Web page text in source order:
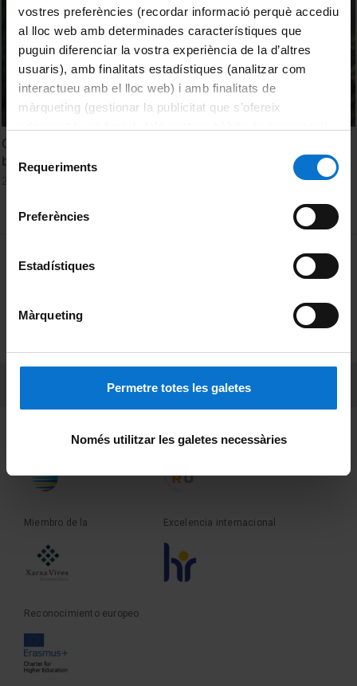
vostres preferències (recordar informació perquè accediu
al lloc web amb determinades característiques que
puguin diferenciar la vostra experiència de la d’altres
usuaris), amb finalitats estadístiques (analitzar com
interactueu amb el lloc web) i amb finalitats de
màrqueting (gestionar la publicitat que s’ofereix
consultar laPolítica de galetes del lloc web de la
Selecció
de Requeriments
Preferències
Estadístiques
Màrqueting
Permetre totes les galetes
Només utilitzar les galetes necessàries
Quina influència té el metabolisme femení en la recerca
biomèdica?
MENÚ PEU 1
Política de Cookies
Privacidad y términos
Miembro de la Excelencia internacional
Reconocimiento europeo